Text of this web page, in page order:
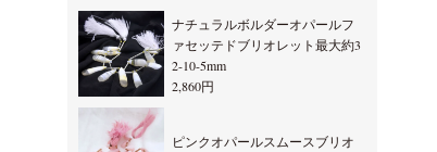
ナチュラルボルダーオパールフ
ァセッテドブリオレット最大約3
2-10-5mm
2,860円
ピンクオパールスムースブリオ